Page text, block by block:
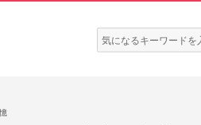
検
索: